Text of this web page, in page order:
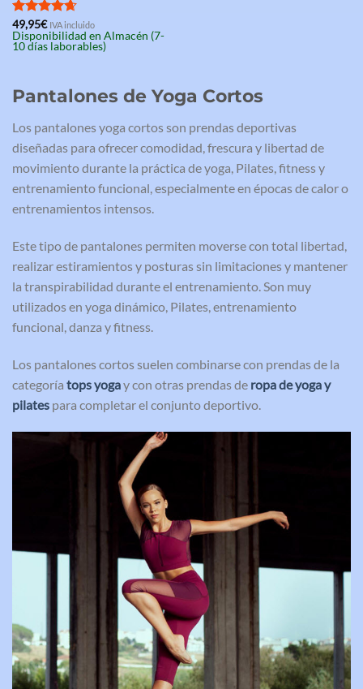
Valorado
con4.67
de 5
49,95€ IVA incluido
Disponibilidad en Almacén (7-
10 días laborables)
Pantalones de Yoga Cortos
Los pantalones yoga cortos son prendas deportivas
diseñadas para ofrecer comodidad, frescura y libertad de
movimiento durante la práctica de yoga, Pilates, fitness y
entrenamiento funcional, especialmente en épocas de calor o
entrenamientos intensos.
Este tipo de pantalones permiten moverse con total libertad,
realizar estiramientos y posturas sin limitaciones y mantener
la transpirabilidad durante el entrenamiento. Son muy
utilizados en yoga dinámico, Pilates, entrenamiento
funcional, danza y fitness.
Los pantalones cortos suelen combinarse con prendas de la
categoría tops yogay con otras prendas de ropa de yoga y
pilates para completar el conjunto deportivo.